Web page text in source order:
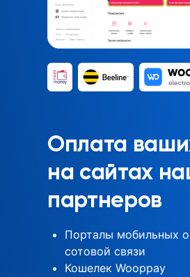
Оплата
на сайтах
партнеров
Порталы мобильных
сотовой связи
Кошелек Wooppay